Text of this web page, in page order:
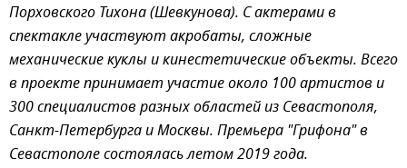
Порховского Тихона (Шевкунова). С актерами в
спектакле участвуют акробаты, сложные
механические куклы и кинестетические объекты. Всего
в проекте принимает участие около 100 артистов и
300 специалистов разных областей из Севастополя,
Санкт-Петербурга и Москвы. Премьера "Грифона" в
Севастополе состоялась летом 2019 года.